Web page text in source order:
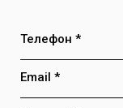
Телефон *
Email *